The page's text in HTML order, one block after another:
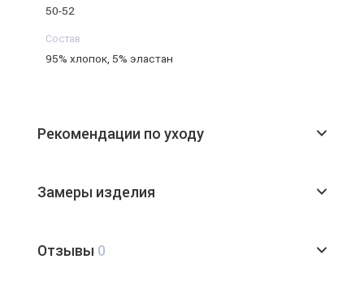
50-52
Состав
95% хлопок, 5% эластан
Рекомендации по уходу
Замеры изделия
Отзывы 0